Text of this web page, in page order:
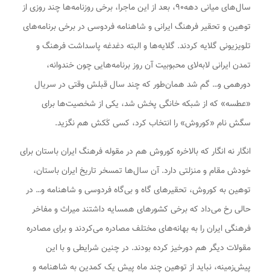
سال‌های میانی دهه۹۰، بعد از این ماجرا، برخی روزنامه‌ها چند روزی از
توهین و تحقیر فرهنگ ایرانی و شاهنامه فردوسی در برخی برنامه‌های
تلویزیونی گلایه کردند. گلایه‌ها و البته دغدغه پاسداشت فرهنگ و
تمدن ایرانی لابه‌لای محبوبیت آن روز برنامه‌هایی چون خندوانه،
دورهمی و… گم شد همان‌طور که چند سال قبلش وقتی در سریال
«عطسه» که از شبکه خانگی پخش شد، یکی از شخصیت‌ها برای
سگش نام «کوروش» را انتخاب کرد، کسی کَکش هم نگزید.
انگار نه انگار که بالاخره کوروش هم در مقوله فرهنگ ایران باستان برای
خودش مقام و منزلتی دارد. آن سال‌ها تمسخر تاریخ ایران باستان،
توهین به کوروش، تحقیرهای گاه و بی‌گاه فردوسی و شاهنامه و… در
حالی رخ می‌داد که برخی کشورهای همسایه داشتند میراث و مفاخر
فرهنگی ایران را به بهانه‌های مختلف مصادره می‌کردند و برای مصادره
مقولات دیگر هم دورخیز کرده بودند. در چنین شرایطی و با این
پیش‌زمینه، نباید از توهین چند ماه پیش یک کمدین به شاهنامه و